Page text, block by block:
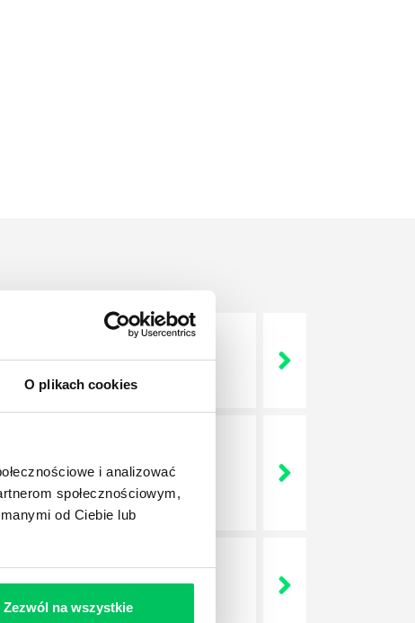
O plikach cookies
i analizować
społecznościowym,
od Ciebie lub
Zezwól na wszystkie
życie? Od kiedy ich
jest w niej także dokładnie
wygląda? Czy z
Kogo w zasadzie